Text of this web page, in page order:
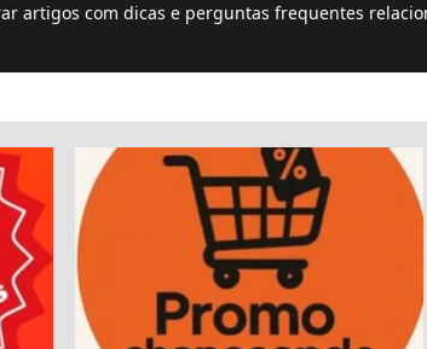
artigos com dicas e perguntas frequentes